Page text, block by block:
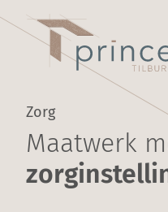
Zorg
Maatwerk